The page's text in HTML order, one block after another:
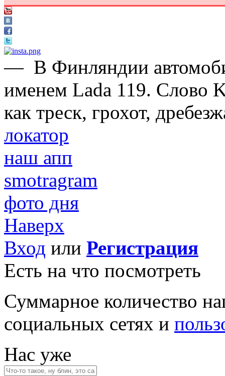
— В Финляндии
именем Lada 119. Cлово
как треск, грохот,
локатор
наш апп
smotragram
фото дня
Наверх
Вход или Регистрация
Есть на что посмотреть
Суммарное количество
социальных сетях и
Нас уже